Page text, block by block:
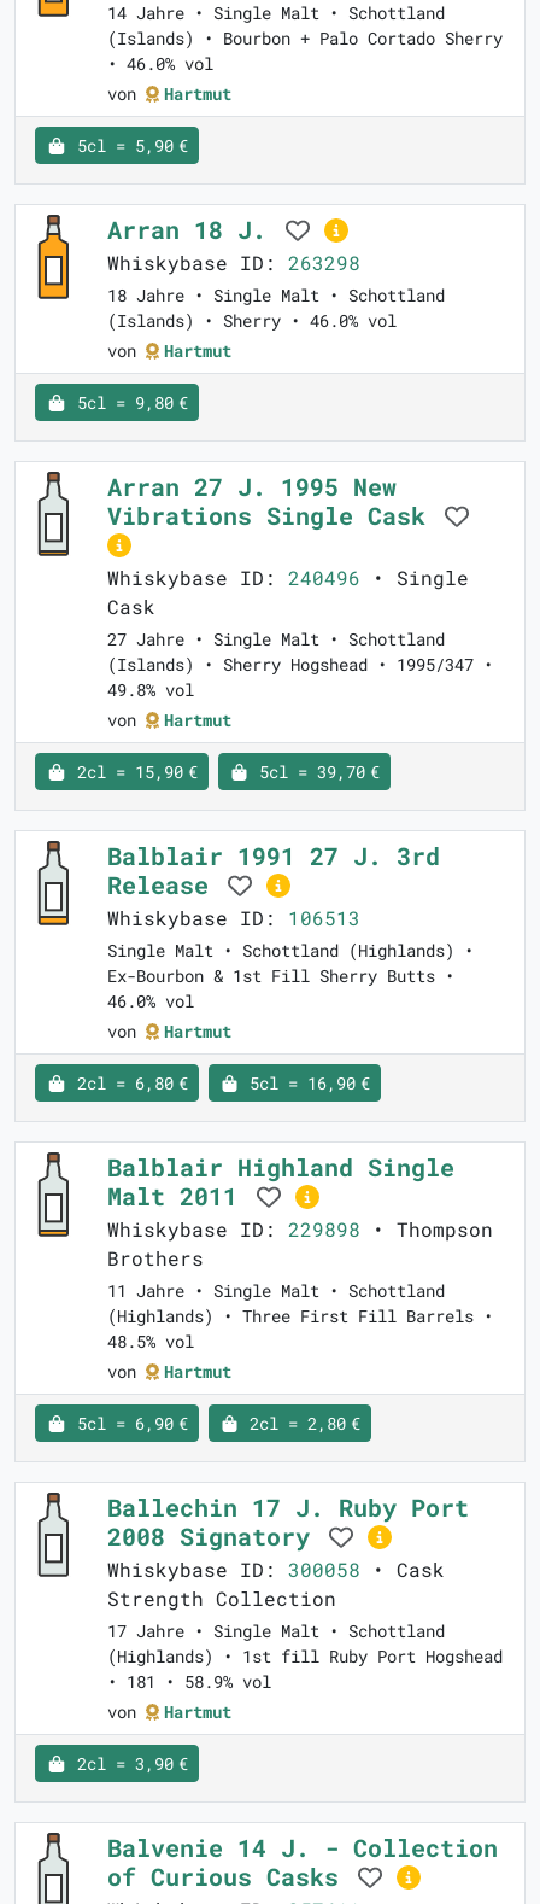
14 Jahre • Single Malt • Schottland
(Islands) • Bourbon + Palo Cortado Sherry
• 46.0% vol
von
Hartmut
5cl = 5,90 €
Arran 18 J.
Whiskybase ID: 263298
18 Jahre • Single Malt • Schottland
(Islands) • Sherry • 46.0% vol
von
Hartmut
5cl = 9,80 €
Arran 27 J. 1995 New
Vibrations Single Cask
Whiskybase ID: 240496 • Single
Cask
27 Jahre • Single Malt • Schottland
(Islands) • Sherry Hogshead • 1995/347 •
49.8% vol
von
Hartmut
2cl = 15,90 € 5cl = 39,70 €
Balblair 1991 27 J. 3rd
Release
Whiskybase ID: 106513
Single Malt • Schottland (Highlands) •
Ex-Bourbon & 1st Fill Sherry Butts •
46.0% vol
von
Hartmut
2cl = 6,80 € 5cl = 16,90 €
Balblair Highland Single
Malt 2011
Whiskybase ID: 229898 • Thompson
Brothers
11 Jahre • Single Malt • Schottland
(Highlands) • Three First Fill Barrels •
48.5% vol
von
Hartmut
5cl = 6,90 € 2cl = 2,80 €
Ballechin 17 J. Ruby Port
2008 Signatory
Whiskybase ID: 300058 • Cask
Strength Collection
17 Jahre • Single Malt • Schottland
(Highlands) • 1st fill Ruby Port Hogshead
• 181 • 58.9% vol
von
Hartmut
2cl = 3,90 €
Balvenie 14 J. - Collection
of Curious Casks